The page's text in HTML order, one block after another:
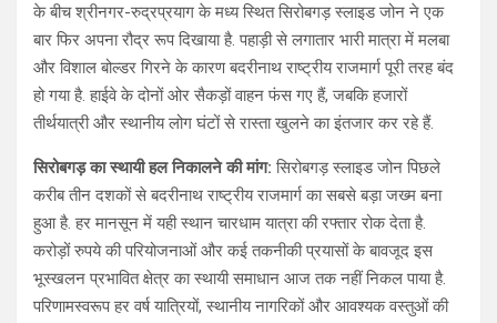
के बीच श्रीनगर-रुद्रप्रयाग के मध्य स्थित सिरोबगड़ स्लाइड जोन ने एक
बार फिर अपना रौद्र रूप दिखाया है. पहाड़ी से लगातार भारी मात्रा में मलबा
और विशाल बोल्डर गिरने के कारण बदरीनाथ राष्ट्रीय राजमार्ग पूरी तरह बंद
हो गया है. हाईवे के दोनों ओर सैकड़ों वाहन फंस गए हैं, जबकि हजारों
तीर्थयात्री और स्थानीय लोग घंटों से रास्ता खुलने का इंतजार कर रहे हैं.
सिरोबगड़ का स्थायी हल निकालने की मांग:सिरोबगड़ स्लाइड जोन पिछले
करीब तीन दशकों से बदरीनाथ राष्ट्रीय राजमार्ग का सबसे बड़ा जख्म बना
हुआ है. हर मानसून में यही स्थान चारधाम यात्रा की रफ्तार रोक देता है.
करोड़ों रुपये की परियोजनाओं और कई तकनीकी प्रयासों के बावजूद इस
भूस्खलन प्रभावित क्षेत्र का स्थायी समाधान आज तक नहीं निकल पाया है.
परिणामस्वरूप हर वर्ष यात्रियों, स्थानीय नागरिकों और आवश्यक वस्तुओं की